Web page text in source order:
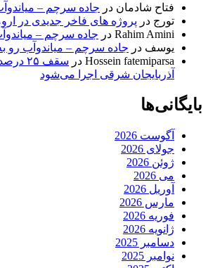
فتاح شادمان در جاده سرچم –
تورج در پروژه های فاخر جدیدی در
Rahim Amini در جاده سرچم –
یوسف در جاده سرچم – میاندوآب رو
Hossein fatemiparsa در
سقف
آذربایجان شرقی اجرا می‌شود
بایگانی‌ها
آگوست 2026
جولای 2026
ژوئن 2026
می 2026
آوریل 2026
مارس 2026
فوریه 2026
ژانویه 2026
دسامبر 2025
نوامبر 2025